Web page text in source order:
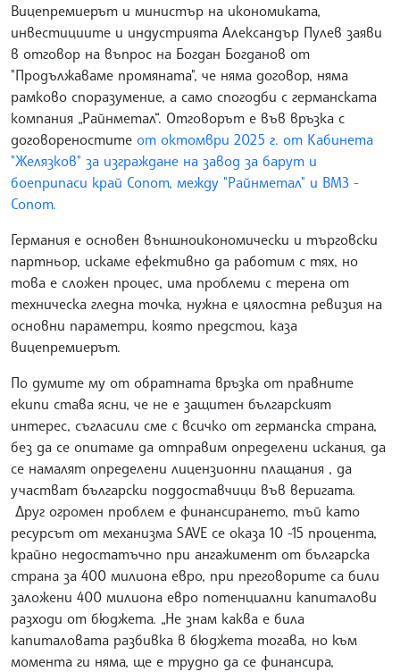
Вицепремиерът и министър на икономиката,
инвестициите и индустрията Александър Пулев заяви
в отговор на въпрос на Богдан Богданов от
"Продължаваме промяната", че няма договор, няма
рамково споразумение, а само спогодби с германската
компания „Райнметал“. Отговорът е във връзка с
договореностите от октомври 2025 г. от Кабинета
"Желязков" за изграждане на завод за барут и
боеприпаси край Сопот, между "Райнметал" и ВМЗ -
Сопот.
Германия е основен външноикономически и търговски
партньор, искаме ефективно да работим с тях, но
това е сложен процес, има проблеми с терена от
техническа гледна точка, нужна е цялостна ревизия на
основни параметри, която предстои, каза
вицепремиерът.
По думите му от обратната връзка от правните
екипи става ясни, че не е защитен българският
интерес, съгласили сме с всичко от германска страна,
без да се опитаме да отправим определени искания, да
се намалят определени лицензионни плащания , да
участват български поддоставчици във веригата.
Друг огромен проблем е финансирането, тъй като
ресурсът от механизма SAVE се оказа 10 -15 процента,
крайно недостатъчно при ангажимент от българска
страна за 400 милиона евро, при преговорите са били
заложени 400 милиона евро потенциални капиталови
разходи от бюджета. „Не знам каква е била
капиталовата разбивка в бюджета тогава, но към
момента ги няма, ще е трудно да се финансира,